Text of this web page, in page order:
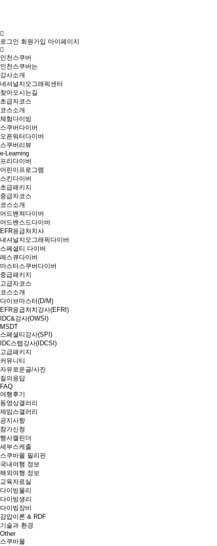
로그인 회원가입 마이페이지
인천스쿠버
인천스쿠버는
강사소개
네셔널지오그래픽센터
찾아오시는길
초급자코스
코스소개
체험다이빙
스쿠버다이버
오픈워터다이버
스쿠버리뷰
e-Learning
프리다이버
어린이프로그램
스킨다이버
초급패키지
중급자코스
코스소개
어드밴쳐다이버
어드밴스드다이버
EFR응급처치사
내셔널지오그래픽다이버
스페셜티 다이버
레스큐다이버
마스터스쿠버다이버
중급패키지
고급자코스
코스소개
다이브마스터(D/M)
EFR응급처치강사(EFRI)
IDC&강사(OWSI)
MSDT
스페셜티강사(SPI)
IDC스텝강사(IDCSI)
고급패키지
커뮤니티
자유로운글/사진
질의응답
FAQ
여행후기
동영상갤러리
제임스갤러리
공지사항
참가신청
행사캘린더
세부스케줄
스쿠바몰 필리핀
국내여행 정보
해외여행 정보
교육자료실
다이빙물리
다이빙생리
다이빙장비
감압이론 & RDF
기술과 환경
Other
스쿠바몰